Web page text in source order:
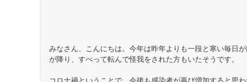
みなさん、こんにちは。今年は昨年よりも一段と寒い毎日
が降り、すべって転んで怪我をされた方もいたそうです。